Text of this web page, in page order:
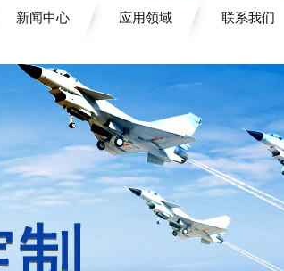
新闻中心 应用领域 联系我们